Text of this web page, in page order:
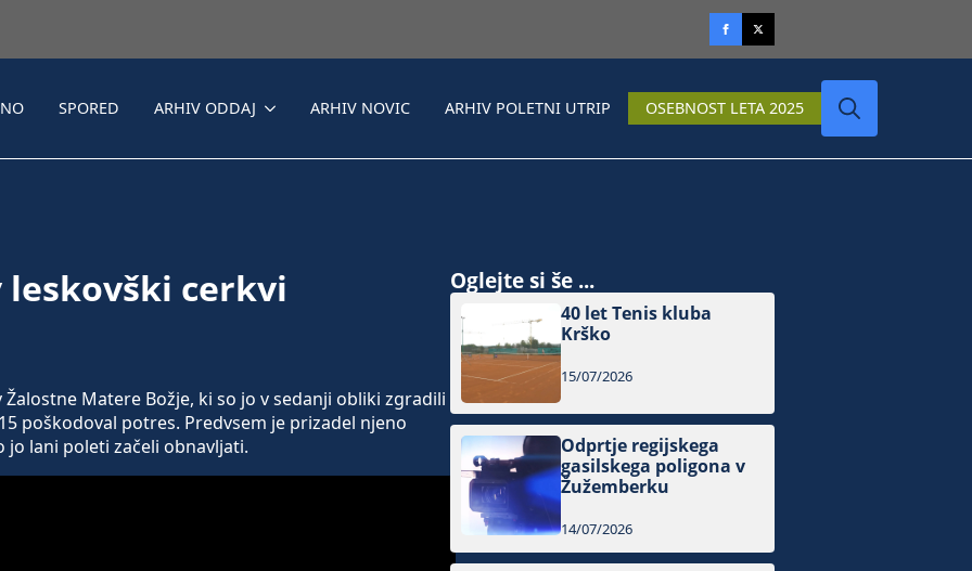
SPORED ARHIV ODDAJ ARHIV NOVIC ARHIV POLETNI UTRIP OSEBNOST LETA 2025
cerkvi
Žalostne Matere Božje, ki so jo v sedanji obliki zgradili
poškodoval potres. Predvsem je prizadel njeno
jo lani poleti začeli obnavljati.
Oglejte si še ...
40 let Tenis kluba
Krško
15/07/2026
Odprtje regijskega
gasilskega poligona v
Žužemberku
14/07/2026